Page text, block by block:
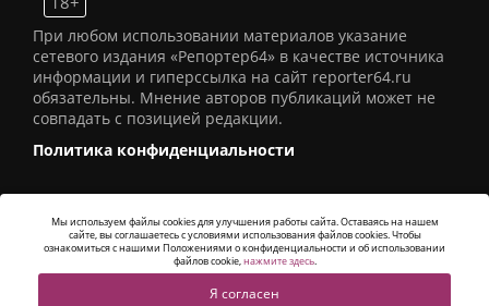
При любом использовании материалов указание
сетевого издания «Репортер64» в качестве источника
информации и гиперссылка на сайт reporter64.ru
обязательны. Мнение авторов публикаций может не
совпадать с позицией редакции.
Политика конфиденциальности
© 2016СИ «Репортер64». Все права защищены -
Alatis Studio
Мы используем файлы cookies для улучшения работы сайта. Оставаясь на нашем
сайте, вы соглашаетесь с условиями использования файлов cookies. Чтобы
ознакомиться с нашими Положениями о конфиденциальности и об использовании
файлов cookie,нажмите здесь.
Я согласен